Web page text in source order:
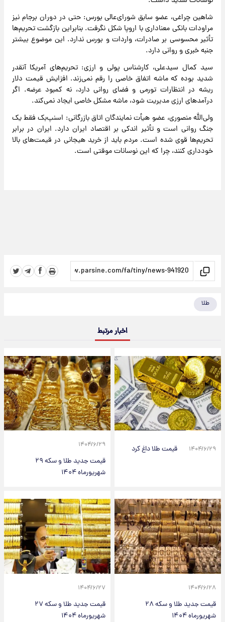
شاهین چراغی، عضو سابق شورای‌عالی بورس: حتی در دوران برجام نیز
مراودات بانکی معناداری با اروپا شکل نگرفت. بنابراین بازگشت تحریم‌ها
تأثیر محسوسی بر صادرات، واردات و بورس ندارد. این موضوع بیشتر
جنبه خبری و روانی دارد.
سید کمال سیدعلی، کارشناس پولی و ارزی: تحریم‌های آمریکا آنقدر
شدید بوده که ماشه اتفاق خاصی را رقم نمی‌زند. افزایش قیمت دلار
ریشه در انتظارات تورمی و فضای روانی دارد، نه کمبود عرضه. اگر
درآمدهای ارزی مدیریت شود، ماشه مشکل خاصی ایجاد نمی‌کند.
ولی‌الله منصوری، عضو هیأت نمایندگان اتاق بازرگانی: اسنپ‌بک فقط یک
جنگ روانی است و تأثیر اندکی بر اقتصاد ایران دارد. ایران در برابر
تحریم‌ها قوی شده است. مردم باید از خرید هیجانی در قیمت‌های بالا
خودداری کنند، چرا که این نوسانات موقتی است.
طلا
اخبار مرتبط
۱۴۰۴/۶/۲۹ قیمت طلا داغ کرد ۱۴۰۴/۶/۲۹
قیمت جدید طلا و سکه ۲۹
شهریورماه ۱۴۰۴
۱۴۰۴/۶/۲۸
قیمت جدید طلا و سکه ۲۸
شهریورماه ۱۴۰۴
۱۴۰۴/۶/۲۷
قیمت جدید طلا و سکه ۲۷
شهریورماه ۱۴۰۴